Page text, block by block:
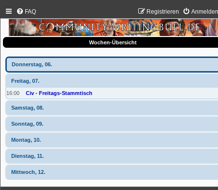
FAQ Registrieren
Wochen-Übersicht
Donnerstag, 06.
Freitag, 07.
16:00 Civ - Freitags-Stammtisch
Samstag, 08.
Sonntag, 09.
Montag, 10.
Dienstag, 11.
Mittwoch, 12.